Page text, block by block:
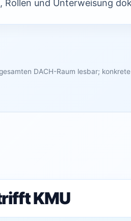
Rollen und Unterweisung
DACH-Raum lesbar;
KMU